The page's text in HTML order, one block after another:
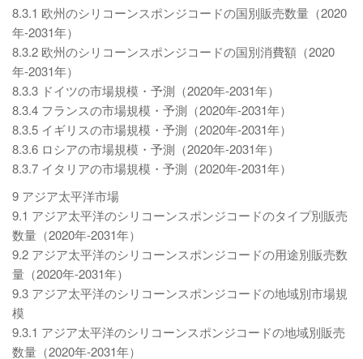
8.3.1 欧州のシリコーンスポンジコードの国別販売数量（2020
年-2031年）
8.3.2 欧州のシリコーンスポンジコードの国別消費額（2020
年-2031年）
8.3.3 ドイツの市場規模・予測（2020年-2031年）
8.3.4 フランスの市場規模・予測（2020年-2031年）
8.3.5 イギリスの市場規模・予測（2020年-2031年）
8.3.6 ロシアの市場規模・予測（2020年-2031年）
8.3.7 イタリアの市場規模・予測（2020年-2031年）
9 アジア太平洋市場
9.1 アジア太平洋のシリコーンスポンジコードのタイプ別販売
数量（2020年-2031年）
9.2 アジア太平洋のシリコーンスポンジコードの用途別販売数
量（2020年-2031年）
9.3 アジア太平洋のシリコーンスポンジコードの地域別市場規
模
9.3.1 アジア太平洋のシリコーンスポンジコードの地域別販売
数量（2020年-2031年）